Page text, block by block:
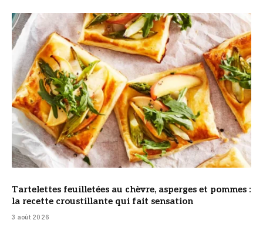
© DR
Tartelettes feuilletées au chèvre, asperges et pommes :
la recette croustillante qui fait sensation
3 août 2026